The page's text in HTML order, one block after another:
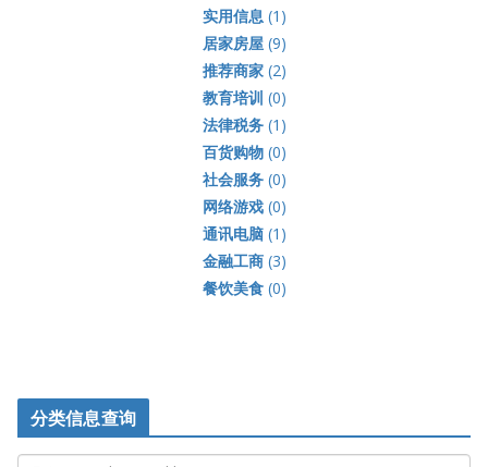
实用信息 (1)
居家房屋(9)
推荐商家(2)
教育培训 (0)
法律税务(1)
百货购物(0)
社会服务(0)
网络游戏(0)
通讯电脑(1)
金融工商(3)
餐饮美食(0)
分类信息查询